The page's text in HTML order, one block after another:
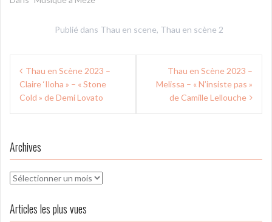
Publié dans Thau en scene, Thau en scène 2
Navigation
de
l’article
Thau en Scène 2023 –
Claire ‘Iloha » – « Stone
Cold » de Demi Lovato
Thau en Scène 2023 –
Melissa – « N’insiste pas »
de Camille Lellouche
Archives
Archives
Articles les plus vues